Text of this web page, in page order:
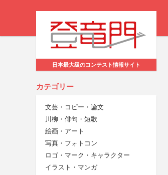
日本最大級のコンテスト情報サイト
カテゴリー
文芸・コピー・論文
川柳・俳句・短歌
絵画・アート
写真・フォトコン
ロゴ・マーク・キャラクター
イラスト・マンガ